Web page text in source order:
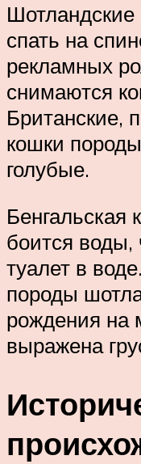
спать на
рекламных
снимаются
Британские,
кошки
голубые.
Бенгальская
боится воды,
туалет в
породы
рождения на
выражена